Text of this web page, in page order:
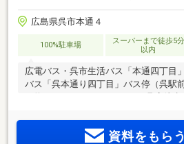
広島県呉市本通４
100%駐車場
スーパーまで徒歩5分
以内
広電バス・呉市生活バス「本通四丁目
バス「呉本通り四丁目」バス停（呉駅
い1フロア3戸（1階を除く）・全戸分
資料をもら